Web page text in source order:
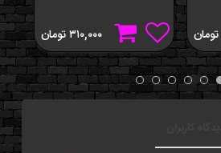
تومان ۳۱۰,۰۰۰تومان